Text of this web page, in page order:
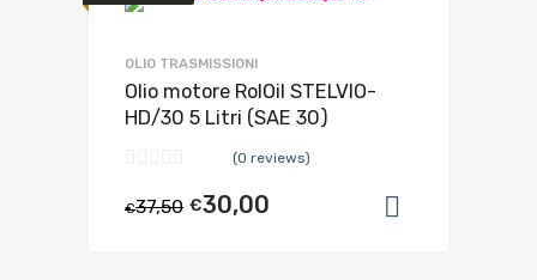
OLIO TRASMISSIONI
Olio motore RolOil STELVIO-
HD/30 5 Litri (SAE 30)
(0 reviews)
€37,50 €30,00